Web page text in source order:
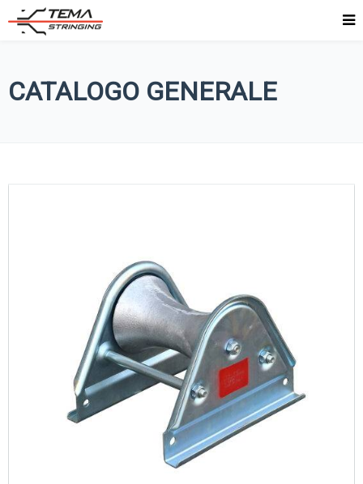
CATALOGO GENERALE